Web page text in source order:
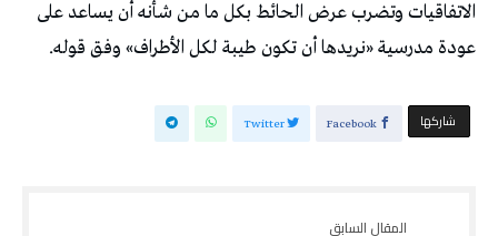
الاتفاقيات وتضرب عرض الحائط بكل ما من شأنه أن يساعد على
عودة مدرسية «نريدها أن تكون طيبة لكل الأطراف» وفق قوله.
‫‫ شاركها‬ Facebook
Twitter